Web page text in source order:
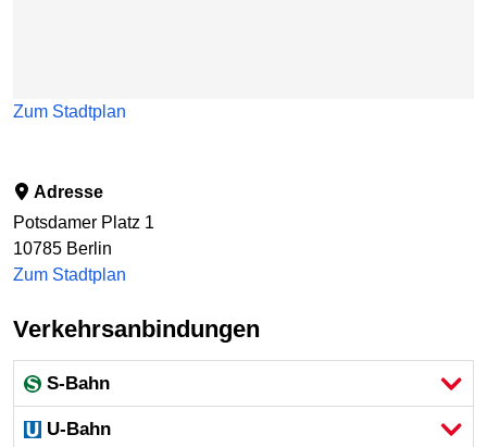
Zum Stadtplan
Adresse
Potsdamer Platz 1
10785 Berlin
Zum Stadtplan
Verkehrsanbindungen
S-Bahn
U-Bahn